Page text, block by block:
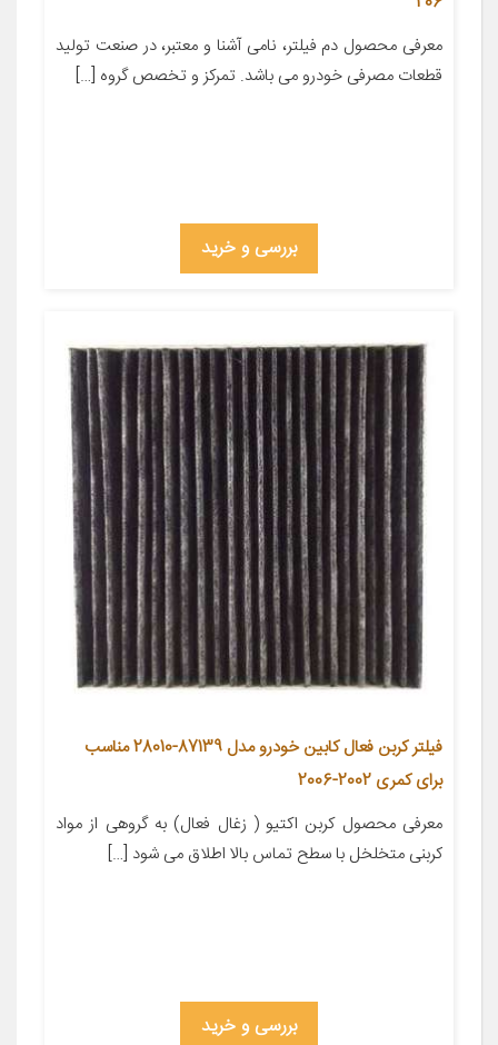
معرفی محصول دم فیلتر، نامی آشنا و معتبر، در صنعت تولید
قطعات مصرفی خودرو می باشد. تمرکز و تخصص گروه […]
بررسی و خرید
فیلتر کربن فعال کابین خودرو مدل 87139-28010 مناسب
برای کمری 2002-2006
معرفی محصول کربن اکتیو ( زغال فعال) به گروهی از مواد
کربنی متخلخل با سطح تماس بالا اطلاق می شود […]
بررسی و خرید